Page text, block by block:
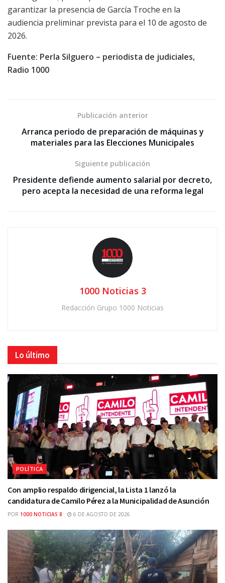
garantizar la presencia de García Troche en la
audiencia preliminar prevista para el 10 de agosto de
2026.
Fuente: Perla Silguero – periodista de judiciales,
Radio 1000
Publicación anterior
Arranca periodo de preparación de máquinas y
materiales para las Elecciones Municipales
Siguiente publicación
Presidente defiende aumento salarial por decreto,
pero acepta la necesidad de una reforma legal
1000 Noticias 3
Redacción Grupo 1000 Noticias
Lo último
POLÍTICA
Con amplio respaldo dirigencial, la Lista 1 lanzó la
candidatura de Camilo Pérez a la Municipalidad de Asunción
POR 1000 NOTICIAS 8 6 DE AGOSTO DE 2026